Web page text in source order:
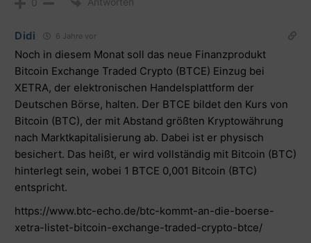
0
Didi 6 Jahre vor
Noch in diesem Monat soll das neue Finanzprodukt
Bitcoin Exchange Traded Crypto (BTCE) Einzug bei
XETRA, der elektronischen Handelsplattform der
Deutschen Börse, halten. Der BTCE bildet den Kurs von
Bitcoin (BTC), der mit Abstand größten Kryptowährung
nach Marktkapitalisierung ab. Dabei ist er physisch
besichert. Das heißt, er wird vollständig mit Bitcoin (BTC)
hinterlegt sein, wobei 1 BTCE 0,001 Bitcoin (BTC)
entspricht.
https://www.btc-echo.de/btc-kommt-an-die-boerse-
xetra-listet-bitcoin-exchange-traded-crypto-btce/